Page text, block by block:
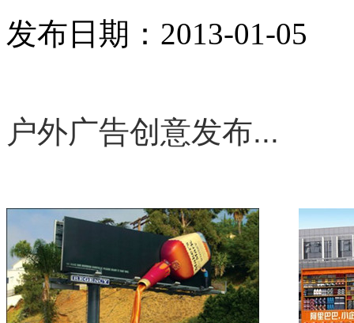
发布日期：2013-01-05
户外广告创意发布...